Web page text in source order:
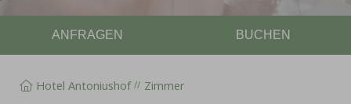
BUCHEN
ANFRAGEN
Hotel Antoniushof Zimmer